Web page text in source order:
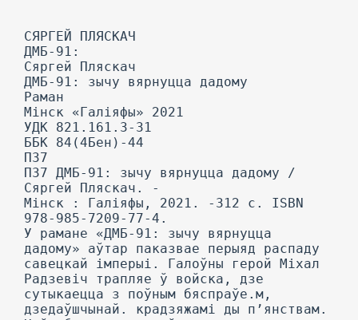
СЯРГЕЙ ПЛЯСКАЧ
ДМБ-91:
Сяргей Пляскач
ДМБ-91: зычу вярнуцца дадому
Раман
Мінск «Галіяфы» 2021
УДК 821.161.3-31
ББК 84(4Бен)-44
П37
П37 ДМБ-91: зычу вярнуцца дадому /
Сяргей Пляскач. -
Мінск : Галіяфы, 2021. -312 с. ISBN
978-985-7209-77-4.
У рамане «ДМБ-91: зычу вярнуцца
дадому» аўтар паказвае перыяд распаду
савецкай імперыі. Галоўны герой Міхал
Радзевіч трапляе ў войска, дзе
сутыкаецца з поўным бяспраўе.м,
дзедаўшчынай. крадзяжамі ды п’янствам.